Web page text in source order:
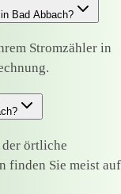
Bad Abbach?
Stromzähler in
örtliche
finden Sie meist auf